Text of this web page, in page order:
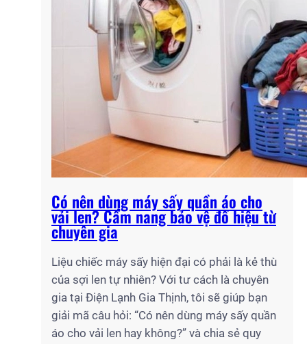
Có nên dùng máy sấy quần áo cho
vải len? Cẩm nang bảo vệ đồ hiệu từ
chuyên gia
Liệu chiếc máy sấy hiện đại có phải là kẻ thù
của sợi len tự nhiên? Với tư cách là chuyên
gia tại Điện Lạnh Gia Thịnh, tôi sẽ giúp bạn
giải mã câu hỏi: “Có nên dùng máy sấy quần
áo cho vải len hay không?” và chia sẻ quy